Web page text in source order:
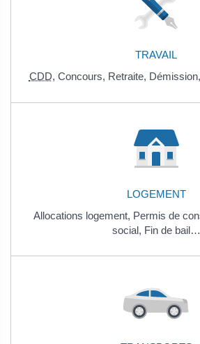
TRAVAIL
CDD, Concours, Retraite, Démission,
LOGEMENT
Allocations logement, Permis de
social, Fin de bail…